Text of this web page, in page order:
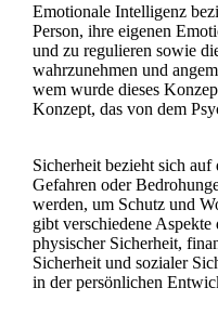
Emotionale Intelligenz
Person, ihre eigenen
und zu regulieren sowie
wahrzunehmen und
wem wurde dieses
Konzept, das von dem
Sicherheit bezieht sich
Gefahren oder
werden, um Schutz und
gibt verschiedene
physischer Sicherheit,
Sicherheit und sozialer
in der persönlichen